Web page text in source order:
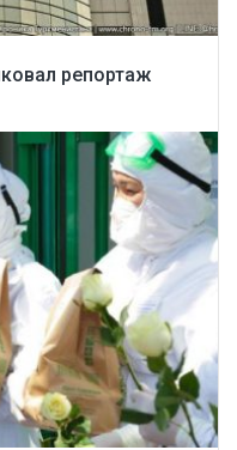
репортаж